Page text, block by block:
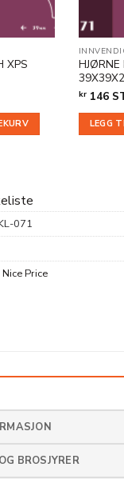
XPS
HJØRNE
kr146
LEGG
071
Nice Price
BROSJYRER